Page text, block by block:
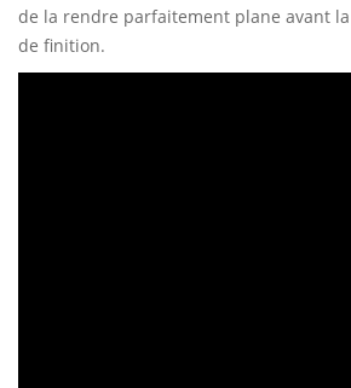
de la rendre parfaitement plane avant
de finition.